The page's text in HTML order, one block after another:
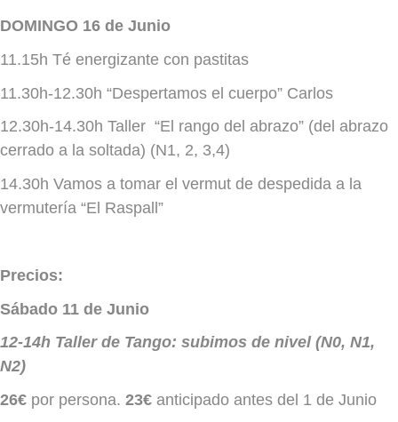
DOMINGO 16 de Junio
11.15h Té energizante con pastitas
11.30h-12.30h “Despertamos el cuerpo” Carlos
12.30h-14.30h Taller “El rango del abrazo” (del abrazo
cerrado a la soltada) (N1, 2, 3,4)
14.30h Vamos a tomar el vermut de despedida a la
vermutería “El Raspall”
Precios:
Sábado 11 de Junio
12-14h Taller de Tango: subimos de nivel (N0, N1,
N2)
26€ por persona. 23€ anticipado antes del 1 de Junio